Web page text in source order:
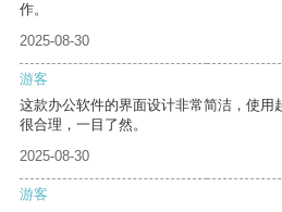
作。
2025-08-30
游客
这款办公软件的界面设计非常简洁，使用
很合理，一目了然。
2025-08-30
游客